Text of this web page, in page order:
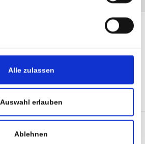
Alle zulassen
Auswahl erlauben
Ablehnen